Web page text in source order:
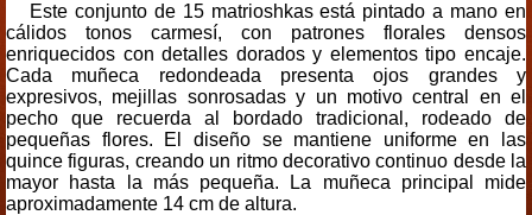
Este conjunto de 15 matrioshkas está pintado a mano en
cálidos tonos carmesí, con patrones florales densos
enriquecidos con detalles dorados y elementos tipo encaje.
Cada muñeca redondeada presenta ojos grandes y
expresivos, mejillas sonrosadas y un motivo central en el
pecho que recuerda al bordado tradicional, rodeado de
pequeñas flores. El diseño se mantiene uniforme en las
quince figuras, creando un ritmo decorativo continuo desde la
mayor hasta la más pequeña. La muñeca principal mide
aproximadamente 14 cm de altura.